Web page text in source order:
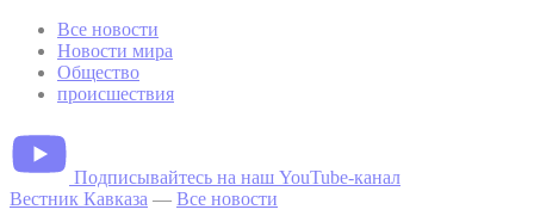
Все новости
Новости мира
Общество
происшествия
Подписывайтесь на наш YouTube-канал
Вестник Кавказа — Все новости